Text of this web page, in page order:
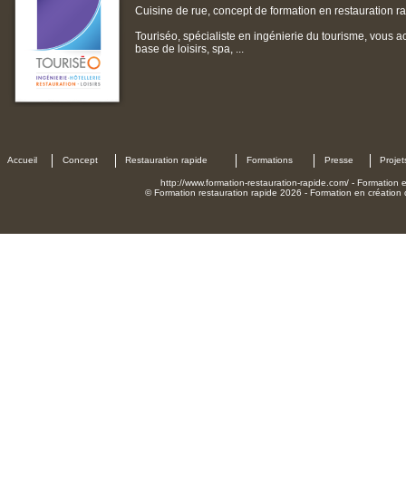
Cuisine de rue, concept de formation en restauration
Touriséo, spécialiste en ingénierie du tourisme, vous
base de loisirs, spa, ...
Accueil Concept Restauration rapide Formations Presse
http://www.formation-restauration-rapide.com/ -
© Formation restauration rapide 2026 - Formation en